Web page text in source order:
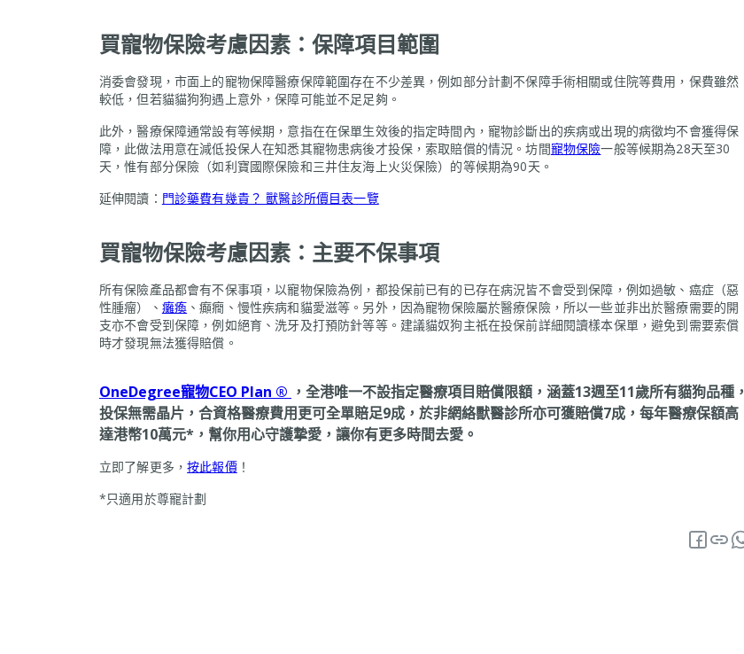
買寵物保險考慮因素：保障項目範圍
消委會發現，市面上的寵物保障醫療保障範圍存在不少差異，例如部分計劃不保障手術相關或住院等費用，保費雖然
較低，但若貓貓狗狗遇上意外，保障可能並不足足夠。
此外，醫療保障通常設有等候期，意指在在保單生效後的指定時間內，寵物診斷出的疾病或出現的病徵均不會獲得保
障，此做法用意在減低投保人在知悉其寵物患病後才投保，索取賠償的情況。坊間寵物保險一般等候期為28天至30
天，惟有部分保險（如利寶國際保險和三井住友海上火災保險）的等候期為90天。
延伸閱讀： 門診藥費有幾貴？ 獸醫診所價目表一覽
買寵物保險考慮因素：主要不保事項
所有保險產品都會有不保事項，以寵物保險為例，都投保前已有的已存在病況皆不會受到保障，例如過敏、癌症（惡
性腫瘤）、 癱瘓 、癲癇、慢性疾病和貓愛滋等。另外，因為寵物保險屬於醫療保險，所以一些並非出於醫療需要的開
支亦不會受到保障，例如絕育、洗牙及打預防針等等。建議貓奴狗主祇在投保前詳細閱讀樣本保單，避免到需要索償
時才發現無法獲得賠償。
OneDegree寵物CEO Plan ® ，全港唯一不設指定醫療項目賠償限額，涵蓋13週至11歲所有貓狗品種，
投保無需晶片，合資格醫療費用更可全單賠足9成，於非網絡獸醫診所亦可獲賠償7成，每年醫療保額高
達港幣10萬元*，幫你用心守護摯愛，讓你有更多時間去愛。
立即了解更多，按此報價！
*只適用於尊寵計劃